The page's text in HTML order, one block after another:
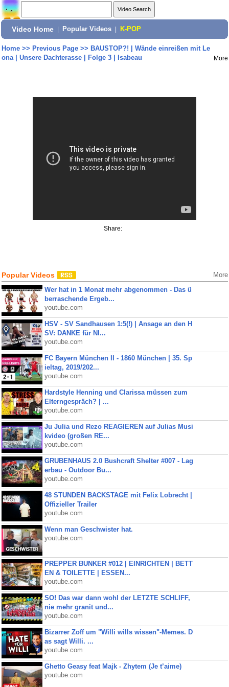
Video Home Popular Videos K-POP
Home>> Previous Page>> BAUSTOP?! | Wände einreißen mit Le
ona | Unsere Dachterasse | Folge 3 | Isabeau
More
Share:
Popular Videos More
Wer hat in 1 Monat mehr abgenommen - Das ü
berraschende Ergeb...
youtube.com
HSV - SV Sandhausen 1:5(!) | Ansage an den H
SV: DANKE für NI...
youtube.com
FC Bayern München II - 1860 München | 35. Sp
ieltag, 2019/202...
youtube.com
Hardstyle Henning und Clarissa müssen zum
Elterngespräch? | ...
youtube.com
Ju Julia und Rezo REAGIEREN auf Julias Musi
kvideo (großen RE...
youtube.com
GRUBENHAUS 2.0 Bushcraft Shelter #007 - Lag
erbau - Outdoor Bu...
youtube.com
48 STUNDEN BACKSTAGE mit Felix Lobrecht |
Offizieller Trailer
youtube.com
Wenn man Geschwister hat.
youtube.com
PREPPER BUNKER #012 | EINRICHTEN | BETT
EN & TOILETTE | ESSEN...
youtube.com
SO! Das war dann wohl der LETZTE SCHLIFF,
nie mehr granit und...
youtube.com
Bizarrer Zoff um "Willi wills wissen"-Memes. D
as sagt Willi. ...
youtube.com
Ghetto Geasy feat Majk - Zhytem (Je t’aime)
youtube.com